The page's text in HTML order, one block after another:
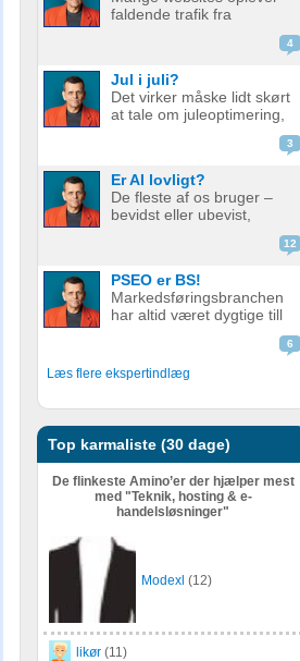
egentlig? OK, boomer –
faldende trafik fra
Google. Nogle mistænker
de bare ikke ranker så
godt som før. Men er det
nu så slemt? Måske er det
4
Jul i juli?
Det virker måske lidt skørt
at tale om juleoptimering,
faktisk god grund til det.
Alt for mange glemmer at
forberede deres website
3
Er AI lovligt?
De fleste af os bruger –
bevidst eller ubevist,
eller delvist bygger på AI.
stille spørgsmål ved, om
det er lovligt. AI er en
meget bred betegnelse
12
PSEO er BS!
Markedsføringsbranchen
har altid været dygtige till
at pakke gammel fisk ind i
Nogle gange lidt for
dygtige. Giv en støvet,
meget kr...
6
Læs flere ekspertindlæg
Top karmaliste (30 dage)
De flinkeste Amino’er der hjælper mest
med "Teknik, hosting & e-
handelsløsninger"
Modexl (12)
likør (11)